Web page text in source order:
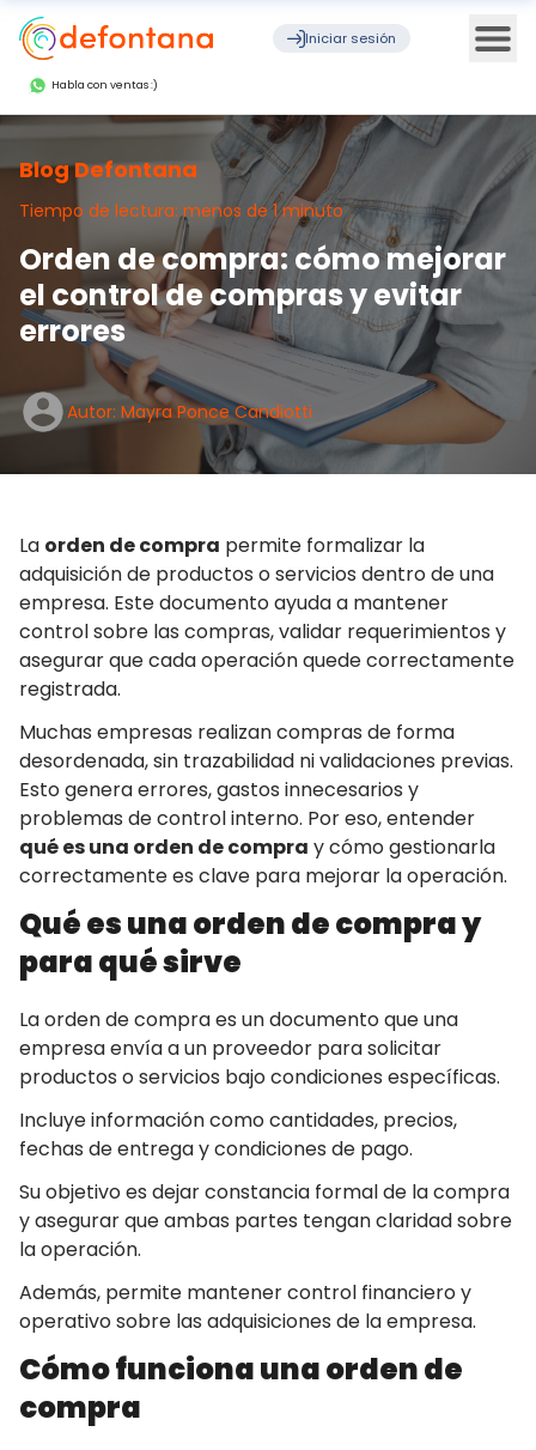
Iniciar sesión
Habla con ventas :)
Blog Defontana
Tiempo de lectura: menos de 1 minuto
Orden de compra: cómo mejorar
el control de compras y evitar
errores
Autor: Mayra Ponce Candiotti
La orden de compra permite formalizar la
adquisición de productos o servicios dentro de una
empresa. Este documento ayuda a mantener
control sobre las compras, validar requerimientos y
asegurar que cada operación quede correctamente
registrada.
Muchas empresas realizan compras de forma
desordenada, sin trazabilidad ni validaciones previas.
Esto genera errores, gastos innecesarios y
problemas de control interno. Por eso, entender
qué es una orden de compra y cómo gestionarla
correctamente es clave para mejorar la operación.
Qué es una orden de compra y
para qué sirve
La orden de compra es un documento que una
empresa envía a un proveedor para solicitar
productos o servicios bajo condiciones específicas.
Incluye información como cantidades, precios,
fechas de entrega y condiciones de pago.
Su objetivo es dejar constancia formal de la compra
y asegurar que ambas partes tengan claridad sobre
la operación.
Además, permite mantener control financiero y
operativo sobre las adquisiciones de la empresa.
Cómo funciona una orden de
compra